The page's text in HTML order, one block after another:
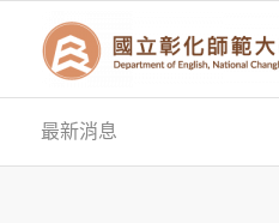
最新消息